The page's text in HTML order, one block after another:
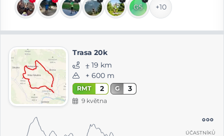
+10
Trasa 20k
⨦ 19 km
+ 600 m
RMT 2 G 3
9 května
ÚČASTNÍKŮ